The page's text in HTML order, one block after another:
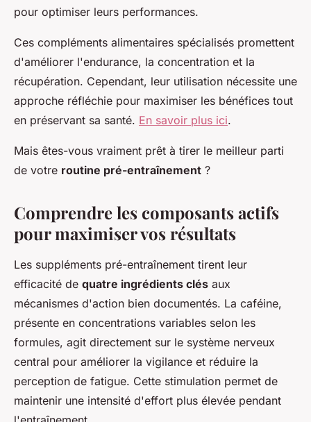
pour optimiser leurs performances.
Ces compléments alimentaires spécialisés promettent
d'améliorer l'endurance, la concentration et la
récupération. Cependant, leur utilisation nécessite une
approche réfléchie pour maximiser les bénéfices tout
en préservant sa santé. En savoir plus ici.
Mais êtes-vous vraiment prêt à tirer le meilleur parti
de votre routine pré-entraînement ?
Comprendre les composants actifs
pour maximiser vos résultats
Les suppléments pré-entraînement tirent leur
efficacité de quatre ingrédients clés aux
mécanismes d'action bien documentés. La caféine,
présente en concentrations variables selon les
formules, agit directement sur le système nerveux
central pour améliorer la vigilance et réduire la
perception de fatigue. Cette stimulation permet de
maintenir une intensité d'effort plus élevée pendant